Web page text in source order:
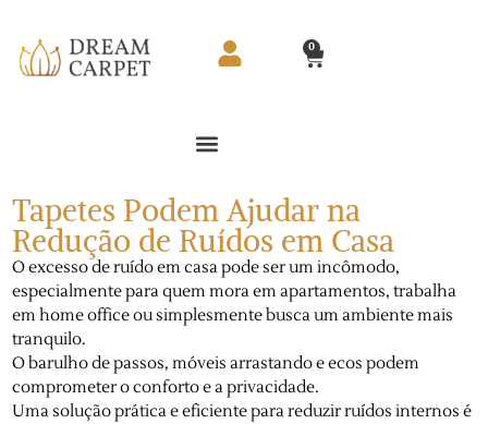
0
Tapetes Podem Ajudar na
Redução de Ruídos em Casa
O excesso de ruído em casa pode ser um incômodo,
especialmente para quem mora em apartamentos, trabalha
em home office ou simplesmente busca um ambiente mais
tranquilo.
O barulho de passos, móveis arrastando e ecos podem
comprometer o conforto e a privacidade.
Uma solução prática e eficiente para reduzir ruídos internos é